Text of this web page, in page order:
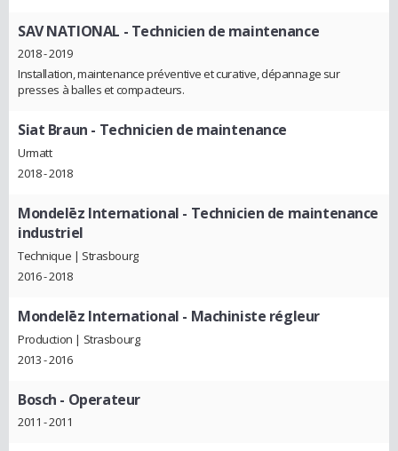
SAV NATIONAL - Technicien de maintenance
2018 - 2019
Installation, maintenance préventive et curative, dépannage sur
presses à balles et compacteurs.
Siat Braun - Technicien de maintenance
Urmatt
2018 - 2018
Mondelēz International - Technicien de maintenance
industriel
Technique | Strasbourg
2016 - 2018
Mondelēz International - Machiniste régleur
Production | Strasbourg
2013 - 2016
Bosch - Operateur
2011 - 2011